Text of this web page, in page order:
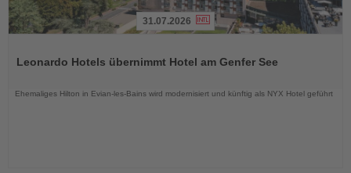
die
31.07.2026
Leonardo Hotels übernimmt Hotel am Genfer See
Ehemaliges Hilton in Evian-les-Bains wird modernisiert und künftig als NYX Hotel geführt